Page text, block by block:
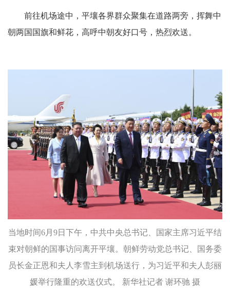
前往机场途中，平壤各界群众聚集在道路两旁，挥舞中
朝两国国旗和鲜花，高呼中朝友好口号，热烈欢送。
当地时间6月9日下午，中共中央总书记、国家主席习近平结
束对朝鲜的国事访问离开平壤。朝鲜劳动党总书记、国务委
员长金正恩和夫人李雪主到机场送行，为习近平和夫人彭丽
媛举行隆重的欢送仪式。 新华社记者 谢环驰 摄